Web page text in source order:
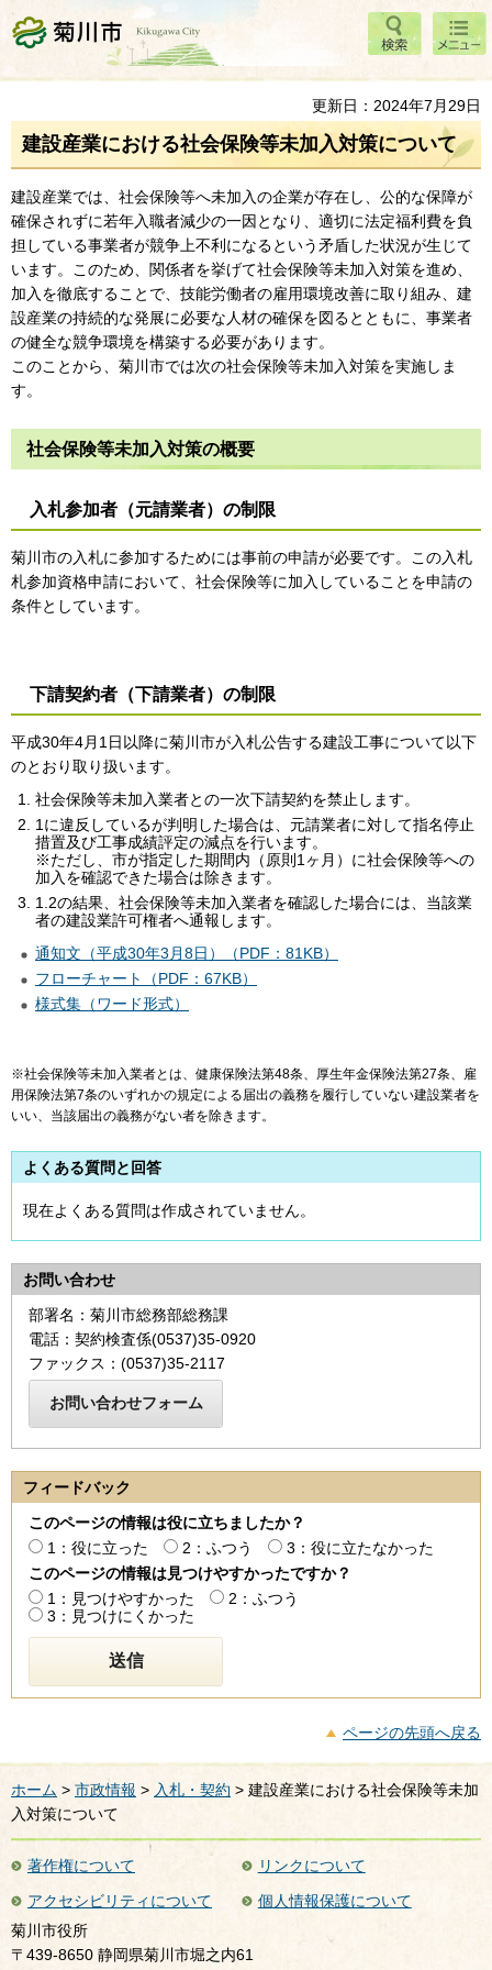
菊川市 検索
メニ
ュー
更新日：2024年7月29日
建設産業における社会保険等未加入対策について
建設産業では、社会保険等へ未加入の企業が存在し、公的な保障が
確保されずに若年入職者減少の一因となり、適切に法定福利費を負
担している事業者が競争上不利になるという矛盾した状況が生じて
います。このため、関係者を挙げて社会保険等未加入対策を進め、
加入を徹底することで、技能労働者の雇用環境改善に取り組み、建
設産業の持続的な発展に必要な人材の確保を図るとともに、事業者
の健全な競争環境を構築する必要があります。
このことから、菊川市では次の社会保険等未加入対策を実施しま
す。
社会保険等未加入対策の概要
入札参加者（元請業者）の制限
菊川市の入札に参加するためには事前の申請が必要です。この入札
札参加資格申請において、社会保険等に加入していることを申請の
条件としています。
下請契約者（下請業者）の制限
平成30年4月1日以降に菊川市が入札公告する建設工事について以下
のとおり取り扱います。
社会保険等未加入業者との一次下請契約を禁止します。
1に違反しているが判明した場合は、元請業者に対して指名停止
措置及び工事成績評定の減点を行います。
※ただし、市が指定した期間内（原則1ヶ月）に社会保険等への
加入を確認できた場合は除きます。
1.2の結果、社会保険等未加入業者を確認した場合には、当該業
者の建設業許可権者へ通報します。
通知文（平成30年3月8日）（PDF：81KB）
フローチャート（PDF：67KB）
様式集（ワード形式）
※社会保険等未加入業者とは、健康保険法第48条、厚生年金保険法第27条、雇
用保険法第7条のいずれかの規定による届出の義務を履行していない建設業者を
いい、当該届出の義務がない者を除きます。
よくある質問と回答
現在よくある質問は作成されていません。
お問い合わせ
部署名：菊川市総務部総務課
電話：契約検査係(0537)35-0920
ファックス：(0537)35-2117
フィードバック
このページの情報は役に立ちましたか？
1：役に立った
2：ふつう
3：役に立たなかった
このページの情報は見つけやすかったですか？
1：見つけやすかった
2：ふつう
3：見つけにくかった
ページの先頭へ戻る
ホーム > 市政情報 > 入札・契約 > 建設産業における社会保険等未加
入対策について
著作権について
リンクについて
アクセシビリティについて
個人情報保護について
菊川市役所
〒439-8650 静岡県菊川市堀之内61